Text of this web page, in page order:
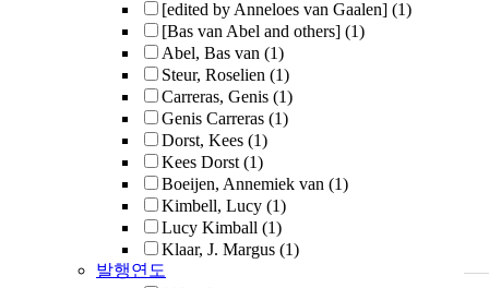
[edited by Anneloes van Gaalen] (1)
[Bas van Abel and others] (1)
Abel, Bas van (1)
Steur, Roselien (1)
Carreras, Genis (1)
Genis Carreras (1)
Dorst, Kees (1)
Kees Dorst(1)
Boeijen, Annemiek van (1)
Kimbell, Lucy (1)
Lucy Kimball (1)
Klaar, J. Margus (1)
발행연도